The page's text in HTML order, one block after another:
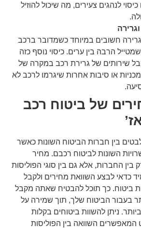
לנהגים צעירים, מה שיכול להוזיל
חשובים במיוחד כשמדובר ברכב
הרבה בין ערים. כיסוי נוסף כזה
שירותים של גרירת רכב במקרה של
או סיבות אחרות שיגרמו לרכב לא
של ביטוח רכב
בין חברות הביטוח השונות כאשר
השונות לביטוח רכבם. מחיר
החברות, אלא גם בין סוגי הפוליסות
כדאי לבצע השוואת מחירים ולקבל
ביטוח. כך תוכל להבטיח שאתה מקבל
בעבור הביטוח שלך, תוך שמירה על
ניתן להשוות ביטוחים בקלות
המאפשרים השוואה בין הפוליסות